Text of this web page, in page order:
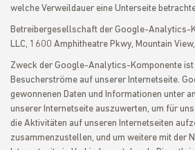
welche Verweildauer eine Unterseite
Betreibergesellschaft der Google-Analytics-
LLC, 1600 Amphitheatre Pkwy, Mountain
Zweck der Google-Analytics-Komponente
Besucherströme auf unserer Internetseite.
gewonnenen Daten und Informationen unter
unserer Internetseite auszuwerten, um für
die Aktivitäten auf unseren Internetseiten
zusammenzustellen, und um weitere mit der